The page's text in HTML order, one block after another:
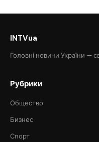
INTVua
Головні новини України —
Рубрики
Общество
Бизнес
Спорт